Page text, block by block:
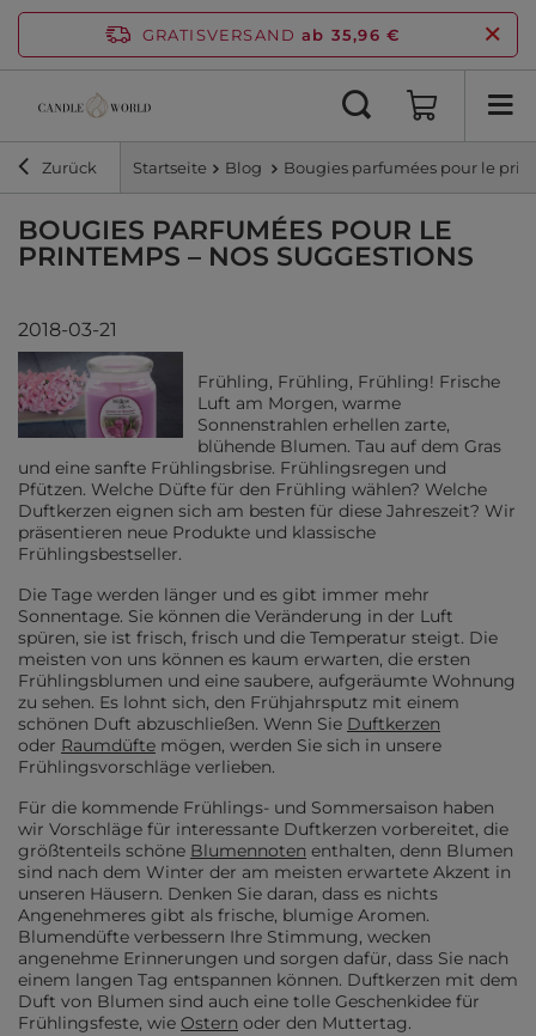
GRATISVERSAND ab 35,96 €
Zurück Startseite Blog Bougies parfumées pour le
BOUGIES PARFUMÉES POUR LE
PRINTEMPS – NOS SUGGESTIONS
2018-03-21
Frühling, Frühling, Frühling! Frische
Luft am Morgen, warme
Sonnenstrahlen erhellen zarte,
blühende Blumen. Tau auf dem Gras
und eine sanfte Frühlingsbrise. Frühlingsregen und
Pfützen. Welche Düfte für den Frühling wählen? Welche
Duftkerzen eignen sich am besten für diese Jahreszeit? Wir
präsentieren neue Produkte und klassische
Frühlingsbestseller.
Die Tage werden länger und es gibt immer mehr
Sonnentage. Sie können die Veränderung in der Luft
spüren, sie ist frisch, frisch und die Temperatur steigt. Die
meisten von uns können es kaum erwarten, die ersten
Frühlingsblumen und eine saubere, aufgeräumte Wohnung
zu sehen. Es lohnt sich, den Frühjahrsputz mit einem
schönen Duft abzuschließen. Wenn Sie Duftkerzen
oder Raumdüfte mögen, werden Sie sich in unsere
Frühlingsvorschläge verlieben.
Für die kommende Frühlings- und Sommersaison haben
wir Vorschläge für interessante Duftkerzen vorbereitet, die
größtenteils schöne Blumennoten enthalten, denn Blumen
sind nach dem Winter der am meisten erwartete Akzent in
unseren Häusern. Denken Sie daran, dass es nichts
Angenehmeres gibt als frische, blumige Aromen.
Blumendüfte verbessern Ihre Stimmung, wecken
angenehme Erinnerungen und sorgen dafür, dass Sie nach
einem langen Tag entspannen können. Duftkerzen mit dem
Duft von Blumen sind auch eine tolle Geschenkidee für
Frühlingsfeste, wie Ostern oder den Muttertag.